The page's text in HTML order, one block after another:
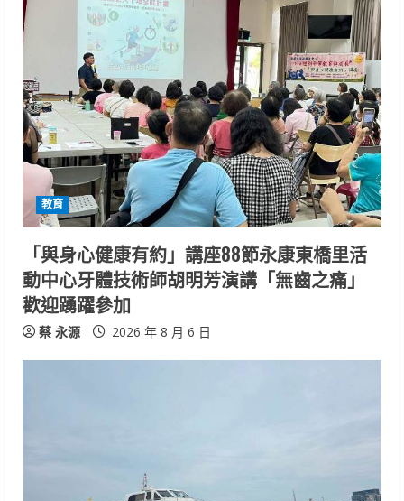
R
e
a
d
i
n
g
教育
「與身心健康有約」講座88節永康東橋里活
動中心牙體技術師胡明芳演講「無齒之痛」
歡迎踴躍參加
蔡 永源 2026 年 8 月 6 日